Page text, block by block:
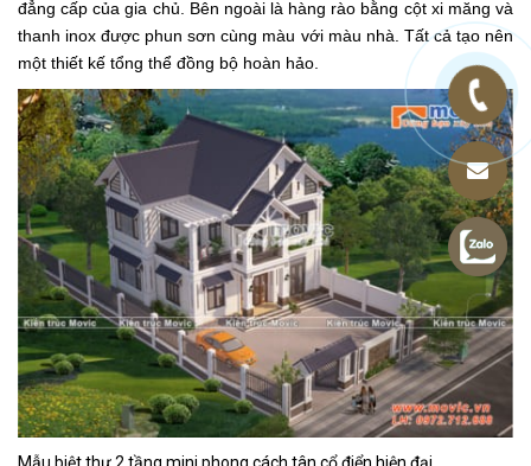
đẳng cấp của gia chủ. Bên ngoài là hàng rào bằng cột xi măng và
thanh inox được phun sơn cùng màu với màu nhà. Tất cả tạo nên
một thiết kế tổng thể đồng bộ hoàn hảo.